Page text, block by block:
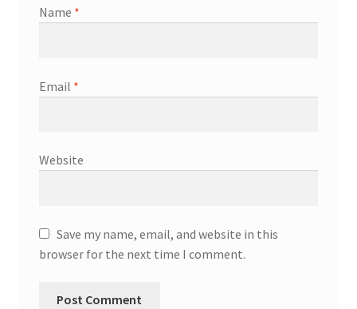
Name *
Email *
Website
Save my name, email, and website in this
browser for the next time I comment.